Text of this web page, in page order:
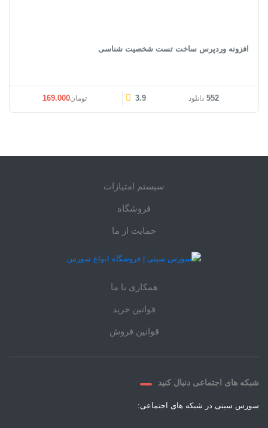
افزونه وردپرس ساخت تست شخصیت‌ شناسی
552 دانلود 3.9 تومان169.000
سیستم امتیازات
فروشگاه
حمایت از ما
همکاری با ما
قوانین خرید
قوانین فروش
شبکه های اجتماعی دنبال کنید
سورس سیتی در شبکه های اجتماعی: